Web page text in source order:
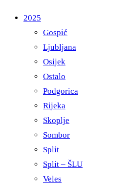
2025
Gospić
Ljubljana
Osijek
Ostalo
Podgorica
Rijeka
Skoplje
Sombor
Split
Split – ŠLU
Veles